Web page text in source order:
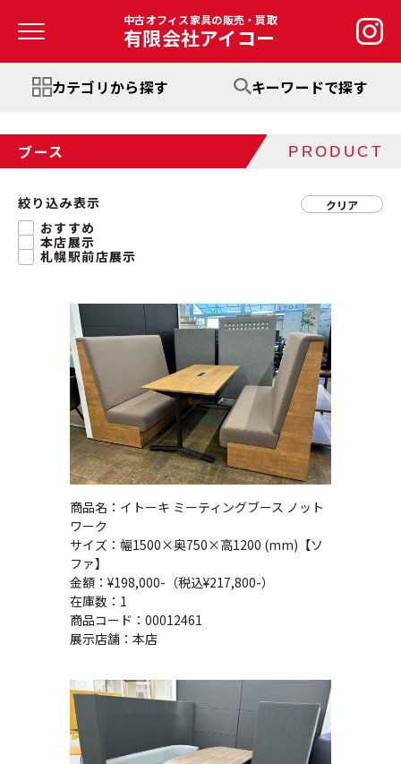
中古オフィス家具の販売・買取
有限会社アイコー
カテゴリから探す キーワードで探す
ブース PRODUCT
絞り込み表示
おすすめ
本店展示
札幌駅前店展示
クリア
商品名：イトーキ ミーティングブース ノット
ワーク
サイズ：幅1500×奥750×高1200 (mm)【ソ
ファ】
金額：¥198,000-（税込¥217,800-）
在庫数：1
商品コード：00012461
展示店舗：本店